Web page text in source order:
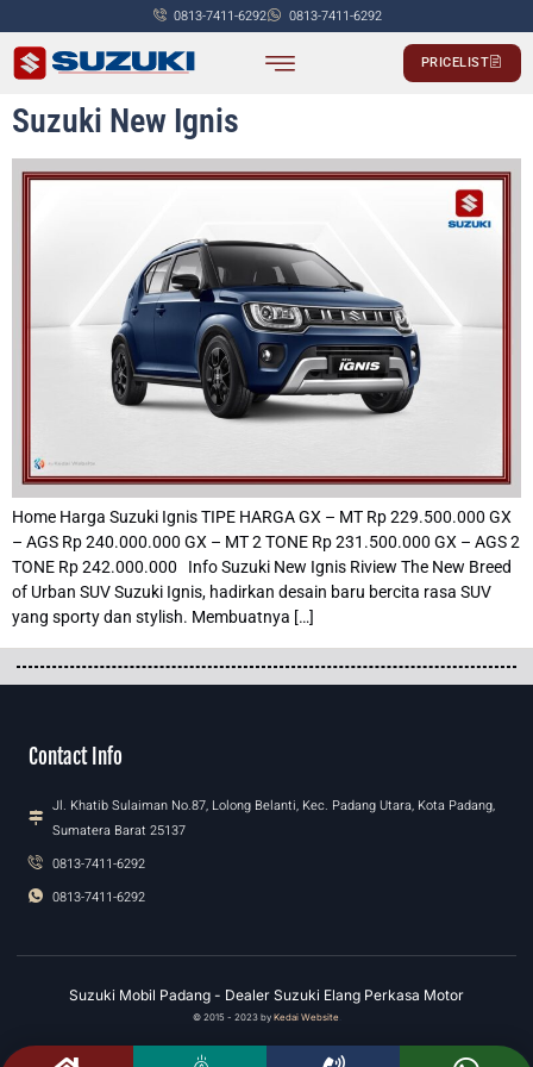
0813-7411-6292 0813-7411-6292
PRICELIST
Suzuki New Ignis
Home Harga Suzuki Ignis TIPE HARGA GX – MT Rp 229.500.000 GX
– AGS Rp 240.000.000 GX – MT 2 TONE Rp 231.500.000 GX – AGS 2
TONE Rp 242.000.000 Info Suzuki New Ignis Riview The New Breed
of Urban SUV Suzuki Ignis, hadirkan desain baru bercita rasa SUV
yang sporty dan stylish. Membuatnya […]
Contact Info
Jl. Khatib Sulaiman No.87, Lolong Belanti, Kec. Padang Utara, Kota Padang,
Sumatera Barat 25137
0813-7411-6292
0813-7411-6292
Suzuki Mobil Padang - Dealer Suzuki Elang Perkasa Motor
© 2015 - 2023 by Kedai Website.